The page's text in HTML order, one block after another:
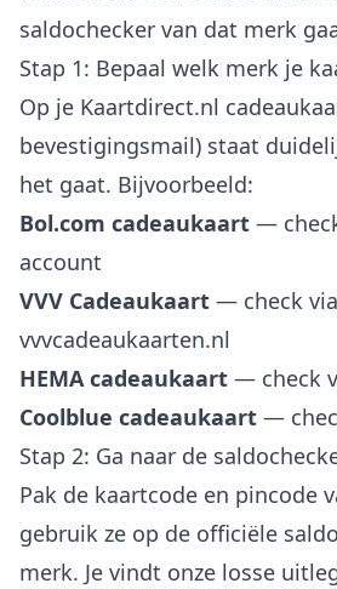
saldochecker van dat merk
Stap 1: Bepaal welk merk je
Op je Kaartdirect.nl
bevestigingsmail) staat
het gaat. Bijvoorbeeld:
Bol.com cadeaukaart —
account
VVV Cadeaukaart — check via
vvvcadeaukaarten.nl
HEMA cadeaukaart — check
Coolblue cadeaukaart —
Stap 2: Ga naar de
Pak de kaartcode en pincode
gebruik ze op de officiële
merk. Je vindt onze losse